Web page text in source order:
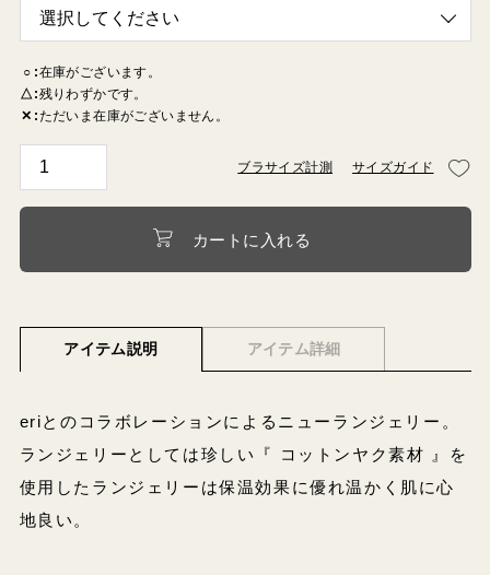
○ 在庫がございます。
△ 残りわずかです。
✕ ただいま在庫がございません。
ブラサイズ計測 サイズガイド
カートに入れる
アイテム説明 アイテム詳細
eriとのコラボレーションによるニューランジェリー。
ランジェリーとしては珍しい『 コットンヤク素材 』を
使用したランジェリーは保温効果に優れ温かく肌に心
地良い。